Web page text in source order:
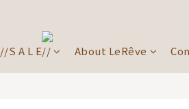
//S A L E// About LeRêve